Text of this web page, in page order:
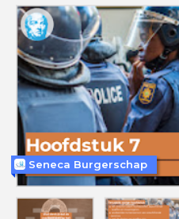
Seneca Burgerschap